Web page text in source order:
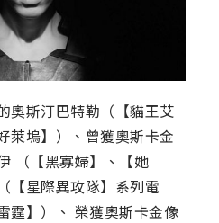
奧斯汀巴特勒（【貓王艾
萊塢】）、曾獲奧斯卡金
（【黑寡婦】、【她
【星際異攻隊】系列電
霆】）、 榮獲奧斯卡金像